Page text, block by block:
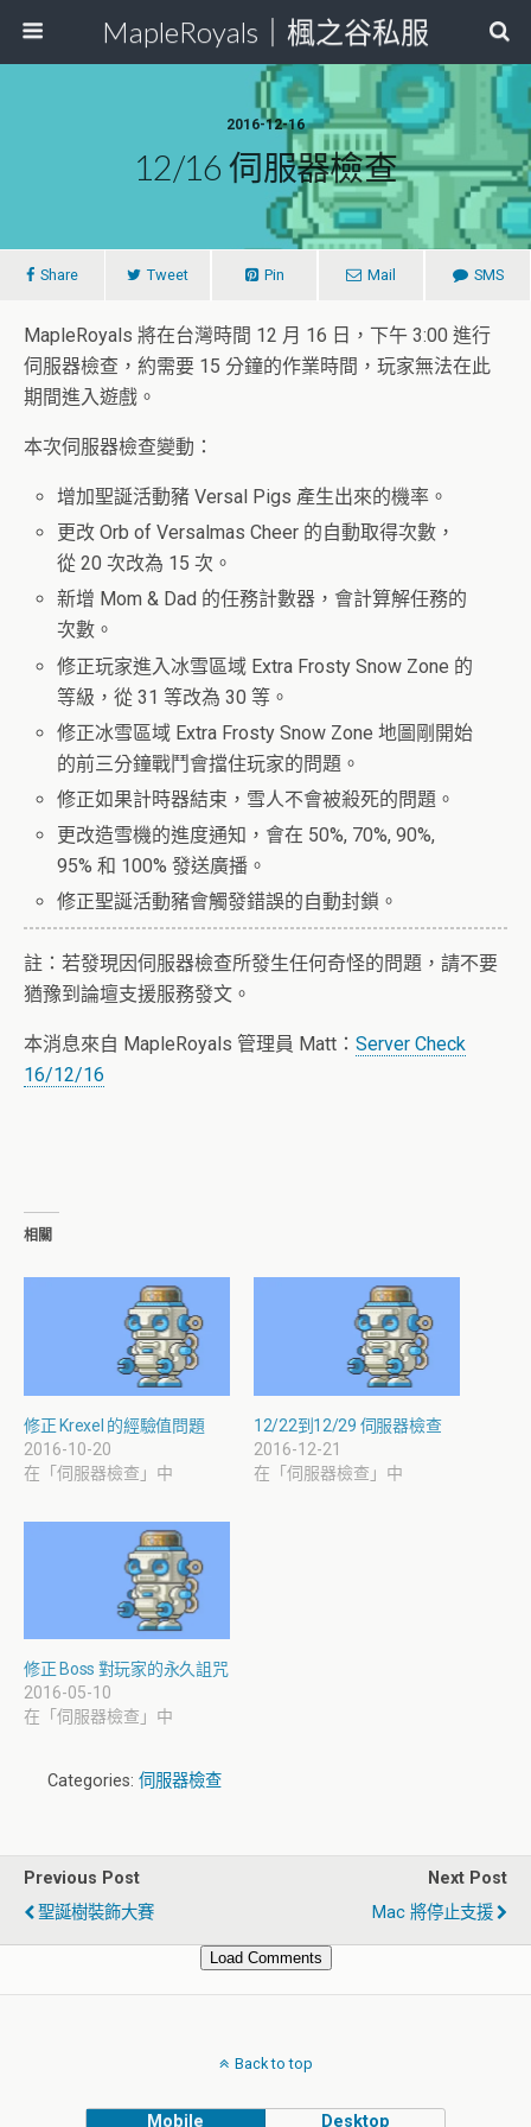
MapleRoyals｜楓之谷私服
2016-12-16
12/16 伺服器檢查
Share Tweet Pin Mail SMS
MapleRoyals 將在台灣時間 12 月 16 日，下午 3:00 進行
伺服器檢查，約需要 15 分鐘的作業時間，玩家無法在此
期間進入遊戲。
本次伺服器檢查變動：
增加聖誕活動豬 Versal Pigs 產生出來的機率。
更改 Orb of Versalmas Cheer 的自動取得次數，
從 20 次改為 15 次。
新增 Mom & Dad 的任務計數器，會計算解任務的
次數。
修正玩家進入冰雪區域 Extra Frosty Snow Zone 的
等級，從 31 等改為 30 等。
修正冰雪區域 Extra Frosty Snow Zone 地圖剛開始
的前三分鐘戰鬥會擋住玩家的問題。
修正如果計時器結束，雪人不會被殺死的問題。
更改造雪機的進度通知，會在 50%, 70%, 90%,
95% 和 100% 發送廣播。
修正聖誕活動豬會觸發錯誤的自動封鎖。
註：若發現因伺服器檢查所發生任何奇怪的問題，請不要
猶豫到論壇支援服務發文。
本消息來自 MapleRoyals 管理員 Matt： Server Check
16/12/16
相關
修正 Krexel 的經驗值問題
2016-10-20
在「伺服器檢查」中
12/22到12/29 伺服器檢查
2016-12-21
在「伺服器檢查」中
修正 Boss 對玩家的永久詛咒
2016-05-10
在「伺服器檢查」中
Categories: 伺服器檢查
Previous Post
聖誕樹裝飾大賽
Next Post
Mac 將停止支援
Load Comments
Back to top
Mobile Desktop